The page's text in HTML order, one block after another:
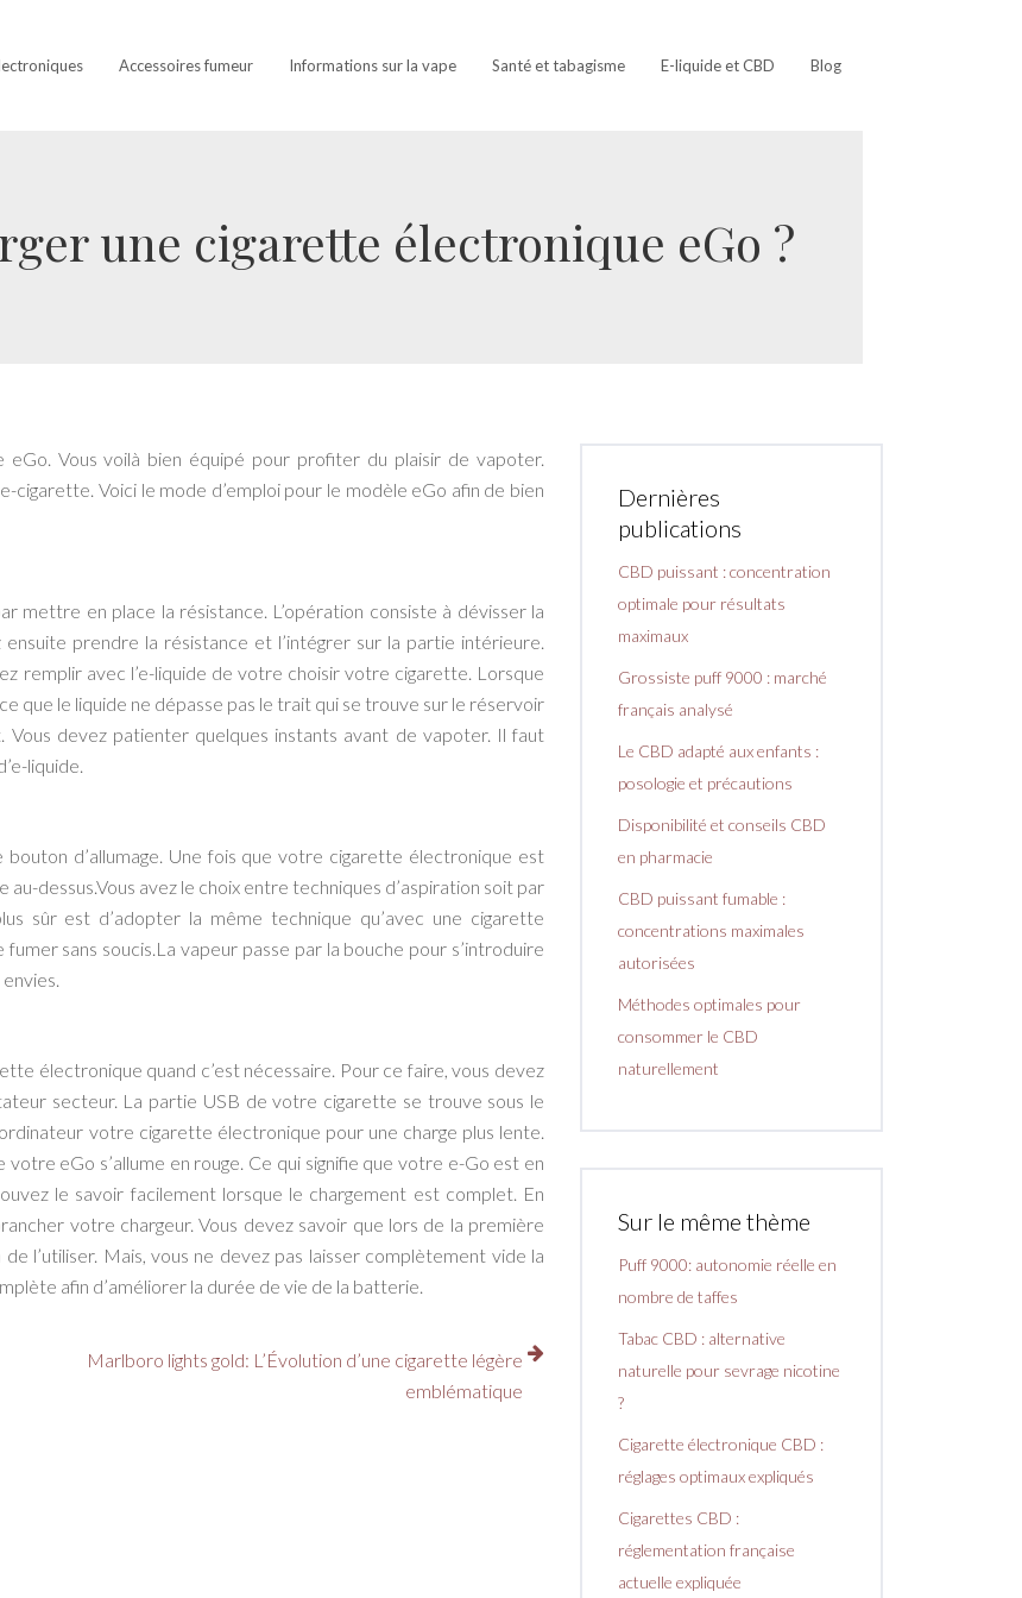
Accessoires fumeur Informations sur la vape Santé et tabagisme E-liquide et CBD Blog
une cigarette électronique eGo ?
eGo. Vous voilà bien équipé pour profiter du plaisir de vapoter.
Voici le mode d’emploi pour le modèle eGo afin de bien
mettre en place la résistance. L’opération consiste à dévisser la
prendre la résistance et l’intégrer sur la partie intérieure.
remplir avec l’e-liquide de votre choisir votre cigarette. Lorsque
que le liquide ne dépasse pas le trait qui se trouve sur le réservoir
devez patienter quelques instants avant de vapoter. Il faut
liquide.
d’allumage. Une fois que votre cigarette électronique est
dessus.Vous avez le choix entre techniques d’aspiration soit par
sûr est d’adopter la même technique qu’avec une cigarette
sans soucis.La vapeur passe par la bouche pour s’introduire
électronique quand c’est nécessaire. Pour ce faire, vous devez
secteur. La partie USB de votre cigarette se trouve sous le
votre cigarette électronique pour une charge plus lente.
eGo s’allume en rouge. Ce qui signifie que votre e-Go est en
le savoir facilement lorsque le chargement est complet. En
votre chargeur. Vous devez savoir que lors de la première
l’utiliser. Mais, vous ne devez pas laisser complètement vide la
afin d’améliorer la durée de vie de la batterie.
Marlboro lights gold: L’Évolution d’une cigarette légère
emblématique
Dernières
publications
CBD puissant : concentration
optimale pour résultats
maximaux
Grossiste puff 9000 : marché
français analysé
Le CBD adapté aux enfants :
posologie et précautions
Disponibilité et conseils CBD
en pharmacie
CBD puissant fumable :
concentrations maximales
autorisées
Méthodes optimales pour
consommer le CBD
naturellement
Sur le même thème
Puff 9000: autonomie réelle en
nombre de taffes
Tabac CBD : alternative
naturelle pour sevrage nicotine
?
Cigarette électronique CBD :
réglages optimaux expliqués
Cigarettes CBD :
réglementation française
actuelle expliquée